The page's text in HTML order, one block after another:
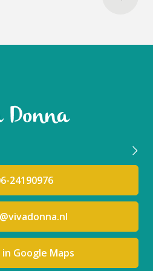
visco-elastische film en
en verstevigt de huid.
Ferment Extract:
de huid tegen roodheid
een sterk hydraterend
en bevordert de
om tekenen van
Voorkomt ook het
Stimuleert de aanmaak van
24190976
Google Maps